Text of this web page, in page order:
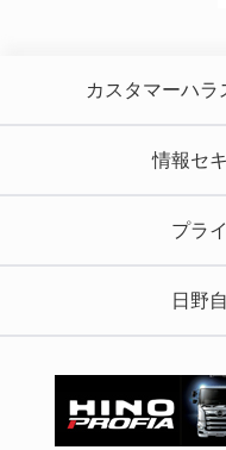
カスタマーハ
情報セ
プラ
日野